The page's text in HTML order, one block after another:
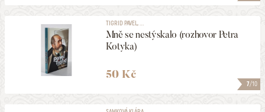
ULOŽIT MEZI MÉ KATEGORIE
NALEZENO187
7/10
TIGRID PAVEL, ...
Mně se nestýskalo (rozhovor Petra
Kotyka)
50 Kč